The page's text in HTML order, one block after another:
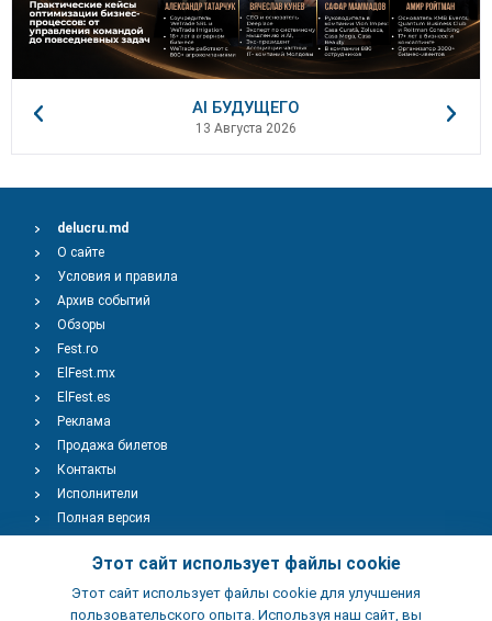
AI БУДУЩЕГО
13 Августа 2026
Этот сайт использует файлы cookie
Этот сайт использует файлы cookie для улучшения
пользовательского опыта. Используя наш сайт, вы
delucru.md
О сайте
Условия и правила
Архив событий
Обзоры
Fest.ro
ElFest.mx
ElFest.es
Реклама
Продажа билетов
Контакты
Исполнители
Полная версия
Добавить Событие